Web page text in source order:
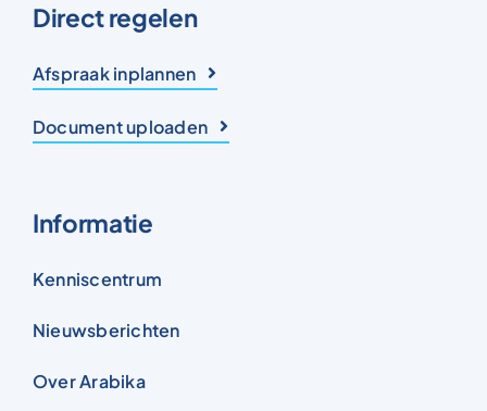
Direct regelen
Afspraak inplannen
Document uploaden
Informatie
Kenniscentrum
Nieuwsberichten
Over Arabika